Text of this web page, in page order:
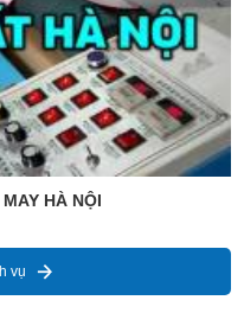
HÀ NỘI
vụ